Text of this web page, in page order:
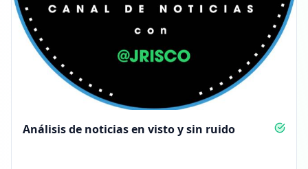
Análisis de noticias en visto y sin ruido